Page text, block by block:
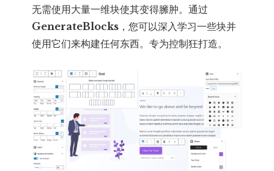
无需使用大量一维块使其变得臃肿。通过
GenerateBlocks ，您可以深入学习一些块并
使用它们来构建任何东西。专为控制狂打造。